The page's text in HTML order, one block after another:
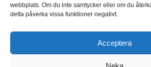
webbplats. Om du inte samtycker eller om du
detta påverka vissa funktioner negativt.
Acceptera